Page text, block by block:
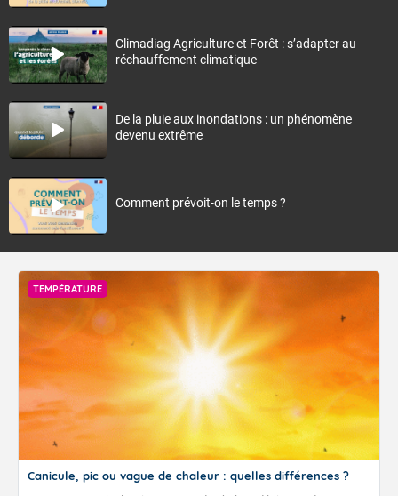
Climadiag Agriculture et Forêt : s’adapter au
réchauffement climatique
De la pluie aux inondations : un phénomène
devenu extrême
Comment prévoit-on le temps ?
TEMPÉRATURE
Canicule, pic ou vague de chaleur : quelles différences ?